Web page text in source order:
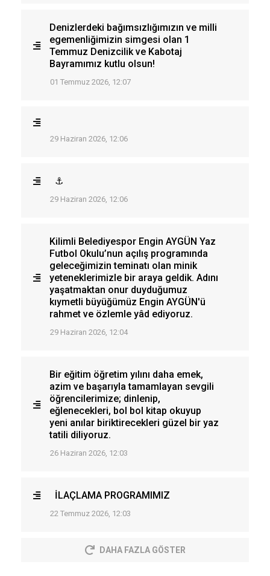
Denizlerdeki bağımsızlığımızın ve milli
egemenliğimizin simgesi olan 1
Temmuz Denizcilik ve Kabotaj
Bayramımız kutlu olsun!
01 Temmuz 2026, 12:07
29 Haziran 2026, 12:06
⚓
29 Haziran 2026, 12:06
Kilimli Belediyespor Engin AYGÜN Yaz
Futbol Okulu’nun açılış programında
geleceğimizin teminatı olan minik
yeteneklerimizle bir araya geldik. Adını
yaşatmaktan onur duyduğumuz
kıymetli büyüğümüz Engin AYGÜN'ü
rahmet ve özlemle yâd ediyoruz.
29 Haziran 2026, 12:04
Bir eğitim öğretim yılını daha emek,
azim ve başarıyla tamamlayan sevgili
öğrencilerimize; dinlenip,
eğlenecekleri, bol bol kitap okuyup
yeni anılar biriktirecekleri güzel bir yaz
tatili diliyoruz.
26 Haziran 2026, 12:03
İLAÇLAMA PROGRAMIMIZ
22 Temmuz 2026, 12:03
DAHA FAZLA GÖSTER